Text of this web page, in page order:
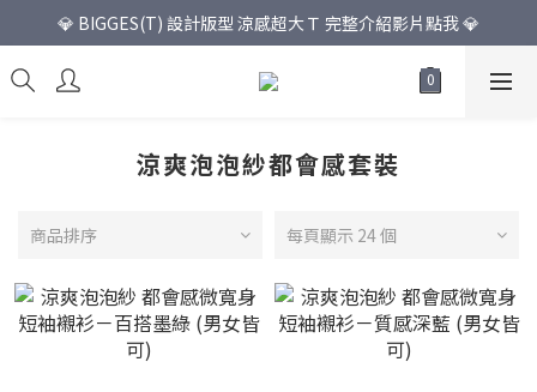
💎 BIGGES(T) 設計版型 涼感超大Ｔ 完整介紹影片點我 💎
涼爽泡泡紗都會感套裝
商品排序 每頁顯示 24 個